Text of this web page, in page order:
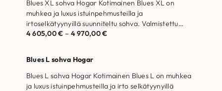
Blues XL sohva Hogar Kotimainen Blues XL on
muhkea ja luxus istuinpehmusteilla ja
irtoselkätyynyillä suunniteltu sohva. Valmistettu
Suomessa. Runkorakenne on…
4 605,00€ – 4 970,00€
Blues L sohva Hogar
Blues L sohva Hogar Kotimainen Blues L on muhkea
ja luxus istuinpehmusteilla ja irto selkätyynyillä